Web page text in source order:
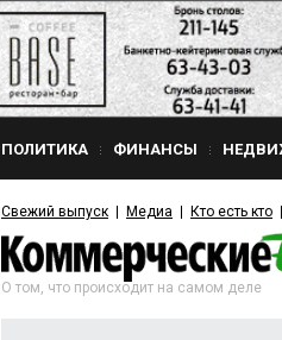
ПОЛИТИКА ФИНАНСЫ
Свежий выпуск Медиа Кто есть кто
О том, что происходит на самом деле